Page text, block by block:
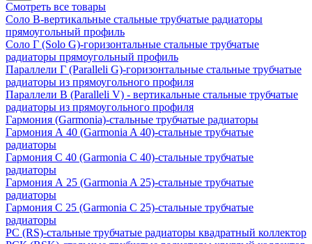
Смотреть все товары
Соло В-вертикальные стальные трубчатые радиаторы
прямоугольный профиль
Соло Г (Solo G)-горизонтальные стальные трубчатые
радиаторы прямоугольный профиль
Параллели Г (Paralleli G)-горизонтальные стальные трубчатые
радиаторы из прямоугольного профиля
Параллели В (Paralleli V) - вертикальные стальные трубчатые
радиаторы из прямоугольного профиля
Гармония (Garmonia)-стальные трубчатые радиаторы
Гармония А 40 (Garmonia A 40)-стальные трубчатые
радиаторы
Гармония С 40 (Garmonia C 40)-стальные трубчатые
радиаторы
Гармония А 25 (Garmonia A 25)-стальные трубчатые
радиаторы
Гармония С 25 (Garmonia C 25)-стальные трубчатые
радиаторы
РС (RS)-стальные трубчатые радиаторы квадратный коллектор